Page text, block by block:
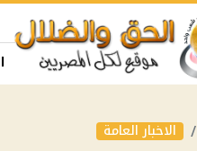
الاخبار العامة